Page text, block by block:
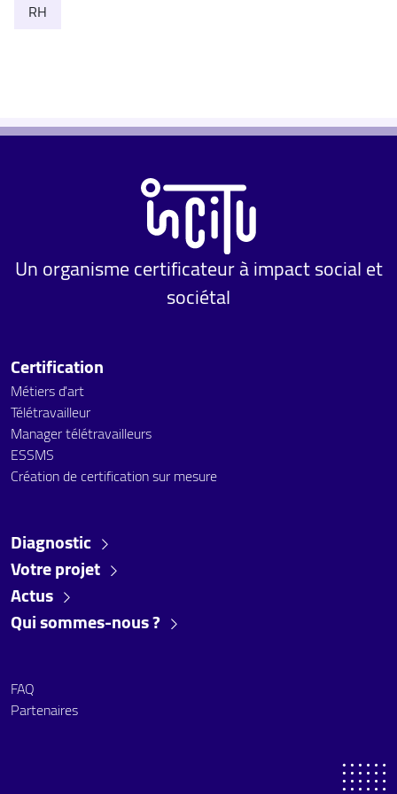
RH
Un organisme certificateur à impact social et
sociétal
Certification
Métiers d'art
Télétravailleur
Manager télétravailleurs
ESSMS
Création de certification sur mesure
Diagnostic
Votre projet
Actus
Qui sommes-nous ?
FAQ
Partenaires